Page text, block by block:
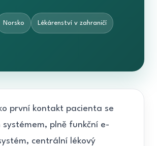
Norsko Lékárenství v zahraničí
první kontakt pacienta se
plně funkční e-
centrální lékový